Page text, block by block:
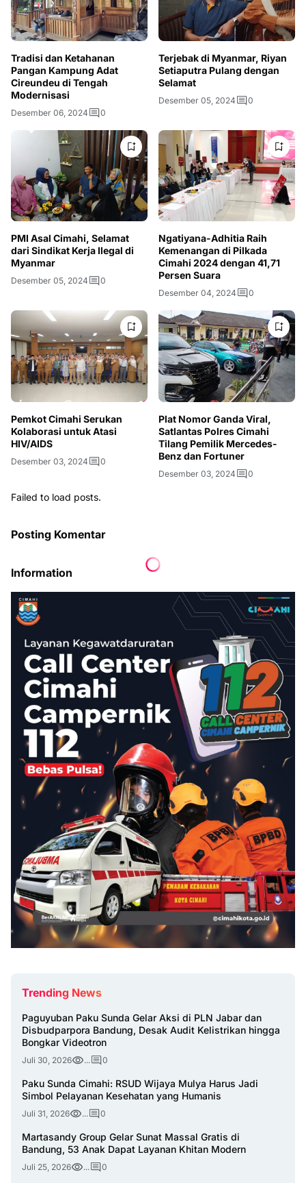
Tradisi dan Ketahanan
Pangan Kampung Adat
Cireundeu di Tengah
Modernisasi
Desember 06, 2024 0
Terjebak di Myanmar, Riyan
Setiaputra Pulang dengan
Selamat
Desember 05, 2024 0
PMI Asal Cimahi, Selamat
dari Sindikat Kerja Ilegal di
Myanmar
Desember 05, 2024 0
Ngatiyana-Adhitia Raih
Kemenangan di Pilkada
Cimahi 2024 dengan 41,71
Persen Suara
Desember 04, 2024 0
Pemkot Cimahi Serukan
Kolaborasi untuk Atasi
HIV/AIDS
Desember 03, 2024 0
Plat Nomor Ganda Viral,
Satlantas Polres Cimahi
Tilang Pemilik Mercedes-
Benz dan Fortuner
Desember 03, 2024 0
Failed to load posts.
Posting Komentar
Information
Trending News
Paguyuban Paku Sunda Gelar Aksi di PLN Jabar dan
Disbudparpora Bandung, Desak Audit Kelistrikan hingga
Bongkar Videotron
Juli 30, 2026 ... 0
Paku Sunda Cimahi: RSUD Wijaya Mulya Harus Jadi
Simbol Pelayanan Kesehatan yang Humanis
Juli 31, 2026 ... 0
Martasandy Group Gelar Sunat Massal Gratis di
Bandung, 53 Anak Dapat Layanan Khitan Modern
Juli 25, 2026 ... 0